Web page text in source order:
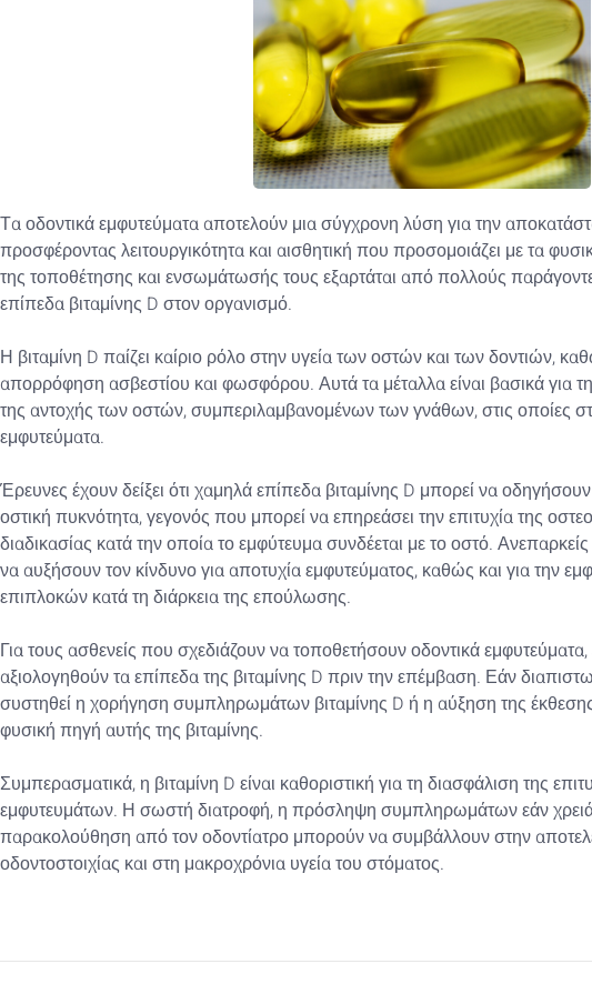
Τα οδοντικά εμφυτεύματα αποτελούν μια σύγχρονη λύση για την
προσφέροντας λειτουργικότητα και αισθητική που προσομοιάζει με τα
της τοποθέτησης και ενσωμάτωσής τους εξαρτάται από πολλούς
επίπεδα βιταμίνης D στον οργανισμό.
Η βιταμίνη D παίζει καίριο ρόλο στην υγεία των οστών και των δοντιών,
απορρόφηση ασβεστίου και φωσφόρου. Αυτά τα μέταλλα είναι βασικά για
της αντοχής των οστών, συμπεριλαμβανομένων των γνάθων, στις οποίες
εμφυτεύματα.
Έρευνες έχουν δείξει ότι χαμηλά επίπεδα βιταμίνης D μπορεί να
οστική πυκνότητα, γεγονός που μπορεί να επηρεάσει την επιτυχία της
διαδικασίας κατά την οποία το εμφύτευμα συνδέεται με το οστό.
να αυξήσουν τον κίνδυνο για αποτυχία εμφυτεύματος, καθώς και για την
επιπλοκών κατά τη διάρκεια της επούλωσης.
Για τους ασθενείς που σχεδιάζουν να τοποθετήσουν οδοντικά εμφυτεύματα,
αξιολογηθούν τα επίπεδα της βιταμίνης D πριν την επέμβαση. Εάν
συστηθεί η χορήγηση συμπληρωμάτων βιταμίνης D ή η αύξηση της
φυσική πηγή αυτής της βιταμίνης.
Συμπερασματικά, η βιταμίνη D είναι καθοριστική για τη διασφάλιση της
εμφυτευμάτων. Η σωστή διατροφή, η πρόσληψη συμπληρωμάτων εάν
παρακολούθηση από τον οδοντίατρο μπορούν να συμβάλλουν στην
οδοντοστοιχίας και στη μακροχρόνια υγεία του στόματος.